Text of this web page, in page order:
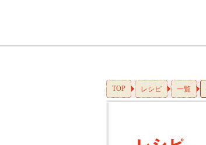
TOP レシピ 一覧